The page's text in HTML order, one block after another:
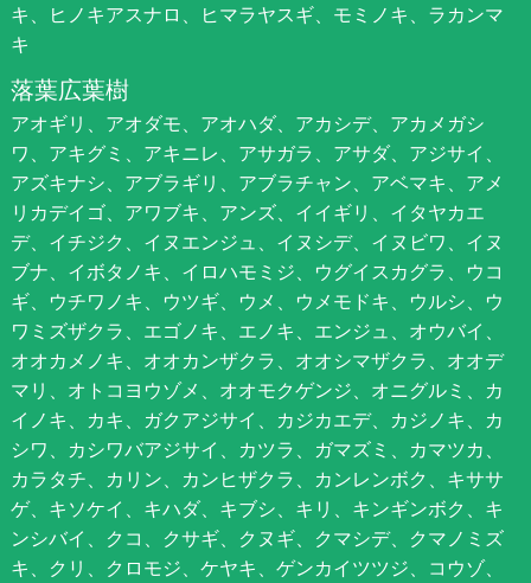
キ、ヒノキアスナロ、ヒマラヤスギ、モミノキ、ラカンマ
キ
落葉広葉樹
アオギリ、アオダモ、アオハダ、アカシデ、アカメガシ
ワ、アキグミ、アキニレ、アサガラ、アサダ、アジサイ、
アズキナシ、アブラギリ、アブラチャン、アベマキ、アメ
リカデイゴ、アワブキ、アンズ、イイギリ、イタヤカエ
デ、イチジク、イヌエンジュ、イヌシデ、イヌビワ、イヌ
ブナ、イボタノキ、イロハモミジ、ウグイスカグラ、ウコ
ギ、ウチワノキ、ウツギ、ウメ、ウメモドキ、ウルシ、ウ
ワミズザクラ、エゴノキ、エノキ、エンジュ、オウバイ、
オオカメノキ、オオカンザクラ、オオシマザクラ、オオデ
マリ、オトコヨウゾメ、オオモクゲンジ、オニグルミ、カ
イノキ、カキ、ガクアジサイ、カジカエデ、カジノキ、カ
シワ、カシワバアジサイ、カツラ、ガマズミ、カマツカ、
カラタチ、カリン、カンヒザクラ、カンレンボク、キササ
ゲ、キソケイ、キハダ、キブシ、キリ、キンギンボク、キ
ンシバイ、クコ、クサギ、クヌギ、クマシデ、クマノミズ
キ、クリ、クロモジ、ケヤキ、ゲンカイツツジ、コウゾ、